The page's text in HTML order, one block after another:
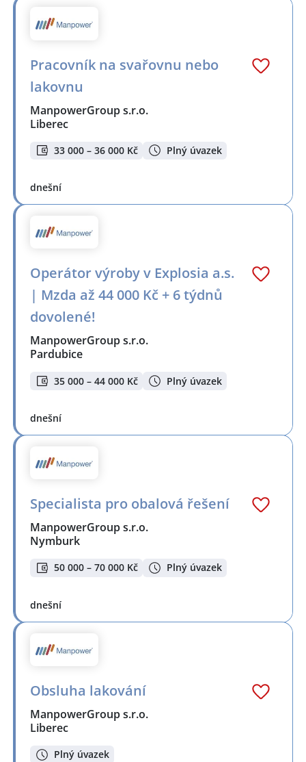
Pracovník na svařovnu nebo
lakovnu
ManpowerGroup s.r.o.
Liberec
33 000 – 36 000 Kč Plný úvazek
dnešní
Operátor výroby v Explosia a.s.
| Mzda až 44 000 Kč + 6 týdnů
dovolené!
ManpowerGroup s.r.o.
Pardubice
35 000 – 44 000 Kč Plný úvazek
dnešní
Specialista pro obalová řešení
ManpowerGroup s.r.o.
Nymburk
50 000 – 70 000 Kč Plný úvazek
dnešní
Obsluha lakování
ManpowerGroup s.r.o.
Liberec
Plný úvazek